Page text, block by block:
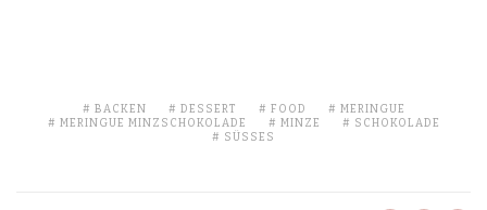
BACKEN DESSERT FOOD
MERINGUE
MERINGUE MINZSCHOKOLADE
MINZE
SCHOKOLADE
SÜSSES